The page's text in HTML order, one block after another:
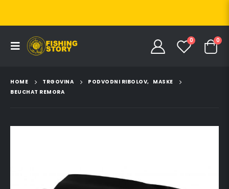
0 0
HOME TRGOVINA PODVODNI RIBOLOV, MASKE
BEUCHAT REMORA